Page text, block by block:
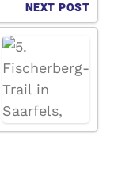
NEXT POST